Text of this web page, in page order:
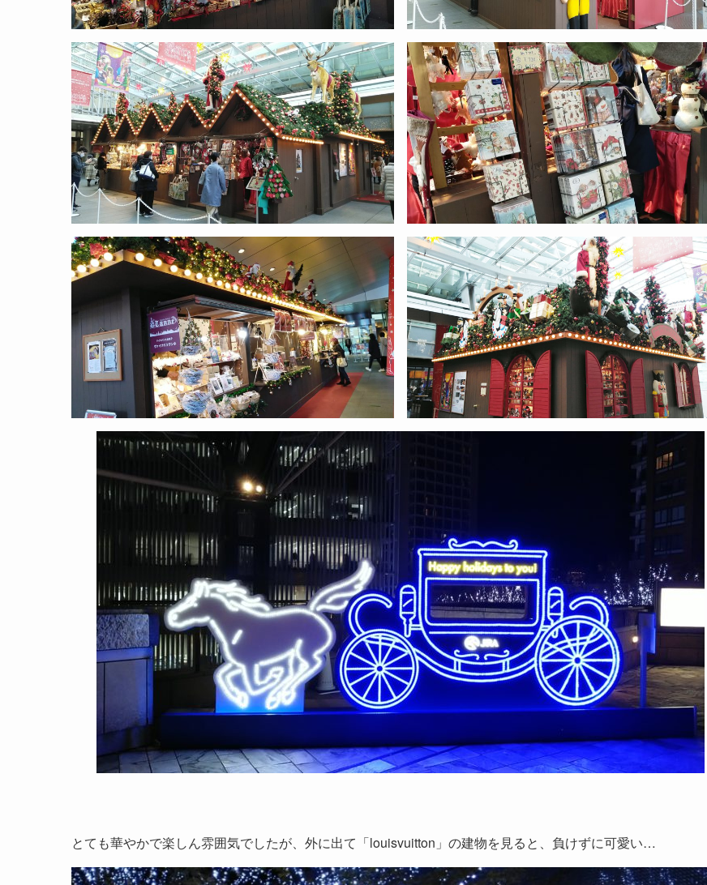
とても華やかで楽しん雰囲気でしたが、外に出て「louisvuitton」の建物を見ると、負けずに可愛い…